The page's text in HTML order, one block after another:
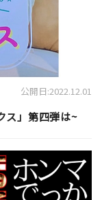
公開日:2022.12.01
ス」第四弾は~